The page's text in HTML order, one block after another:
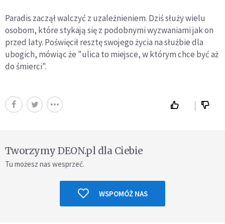
Paradis zaczął walczyć z uzależnieniem. Dziś służy wielu
osobom, które stykają się z podobnymi wyzwaniami jak on
przed laty. Poświęcił resztę swojego życia na służbie dla
ubogich, mówiąc że "ulica to miejsce, w którym chce być aż
do śmierci".
Tworzymy DEON.pl dla Ciebie
Tu możesz nas wesprzeć.
WSPOMÓŻ NAS